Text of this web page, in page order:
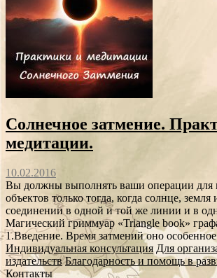
Солнечное затмение.
медитации.
10.02.2016
Вы должны выполнять ваши операции для
объектов только тогда, когда солнце, земля
соединении в одной и той же линии и в
Магический гриммуар «Triangle book»
1.Введение. Время затмений оно
Индивидуальная консультация Для
издательств Благодарность и помощь в
Контакты